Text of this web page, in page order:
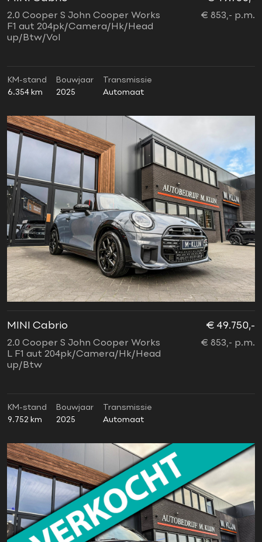
2.0 Cooper S John Cooper Works
F1 aut 204pk/Camera/Hk/Head
up/Btw/Vol
€ 853,- p.m.
KM-stand
6.354 km
Bouwjaar
2025
Transmissie
Automaat
MINI Cabrio
2.0 Cooper S John Cooper Works
L F1 aut 204pk/Camera/Hk/Head
up/Btw
€ 49.750,-
€ 853,- p.m.
KM-stand
9.752 km
Bouwjaar
2025
Transmissie
Automaat